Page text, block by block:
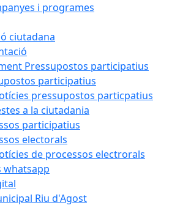
i programes
ciutadana
Pressupostos participatius
participatius
pressupostos particpatius
a la ciutadania
participatius
electorals
de processos electrorals
whatsapp
Riu d'Agost